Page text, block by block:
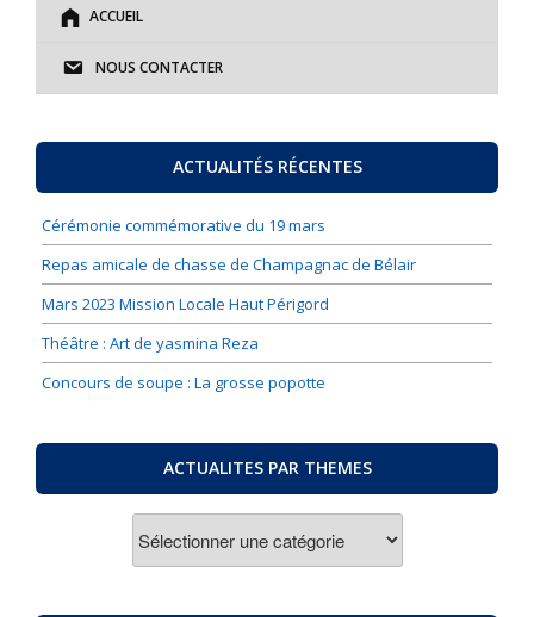
ACCUEIL
NOUS CONTACTER
ACTUALITÉS RÉCENTES
Cérémonie commémorative du 19 mars
Repas amicale de chasse de Champagnac de Bélair
Mars 2023 Mission Locale Haut Périgord
Théâtre : Art de yasmina Reza
Concours de soupe : La grosse popotte
ACTUALITES PAR THEMES